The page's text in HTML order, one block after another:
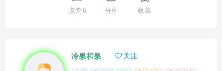
点赞6 分享 收藏
冷泉和泉 关注